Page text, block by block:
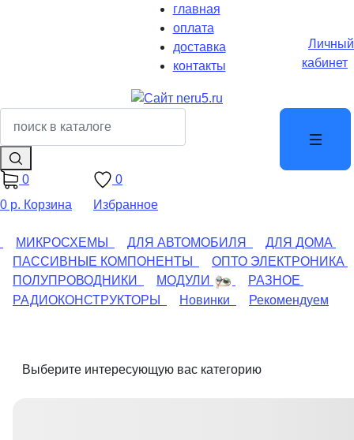
главная
оплата
доставка
контакты
Личный
кабинет
0
0 р. Корзина
0
Избранное
МИКРОСХЕМЫ ДЛЯ АВТОМОБИЛЯ
ДЛЯ ДОМА
ПАССИВНЫЕ КОМПОНЕНТЫ
ОПТО ЭЛЕКТРОНИКА
ПОЛУПРОВОДНИКИ
МОДУЛИ
РАЗНОЕ
РАДИОКОНСТРУКТОРЫ
Новинки Рекомендуем
Выберите интересующую вас категорию